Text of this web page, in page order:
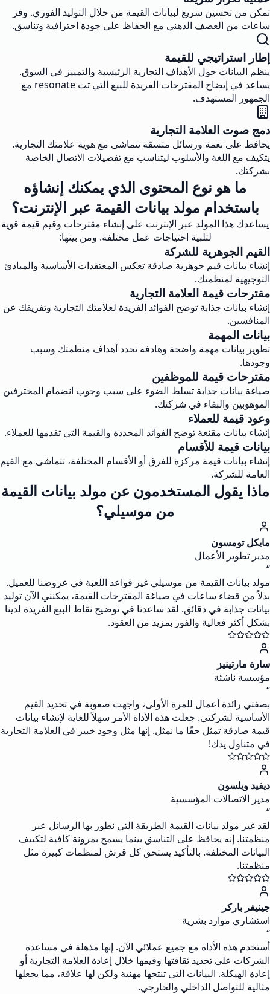
تمكن من تحسين سريع لبيانات القيمة من خلال التوليد الفوري. وفر
ساعات من العصف الذهني مع الحفاظ على جودة احترافية وتناسق.
إطار استراتيجي للقيمة
ينظم البيانات حول الأهداف التجارية الرئيسية والتمييز في السوق.
يساعد في إيضاح المقترحات الفريدة للبيع التي تت resonate مع
الجمهور المستهدف.
دمج صوت العلامة التجارية
يحافظ على نغمة ورسائل متسقة تتماشى مع هوية علامتك التجارية.
يتكيف مع اللغة والأسلوب ليتناسب مع تفضيلات الاتصال الخاصة
بشركتك.
ما هو نوع المحتوى الذي يمكنك إنشاؤه
باستخدام مولد بيانات القيمة عبر الإنترنت؟
يساعدك هذا المولد عبر الإنترنت على إنشاء مقترحات وقيم قيمة قوية
لتلبية احتياجات عمل مختلفة. ومن بينها:
القيم الجوهرية للشركة
إنشاء بيانات قيم جوهرية صادقة تعكس المعتقدات الأساسية والمبادئ
التوجيهية لمنظمتك.
مقترحات قيمة العلامة التجارية
إنشاء بيانات جذابة توضح الفوائد الفريدة لعلامتك التجارية وتفريقك عن
المنافسين.
بيانات المهمة
تطوير بيانات مهمة واضحة وهادفة تحدد أهداف منظمتك وسبب
وجودها.
مقترحات قيمة للموظفين
صياغة بيانات جذابة تسلط الضوء على سبب وجوب انضمام المحترفين
الموهوبين والبقاء في شركتك.
وعود قيمة للعملاء
إنشاء بيانات مقنعة توضح الفوائد المحددة والقيمة التي تقدمها للعملاء.
بيانات قيمة للأقسام
إنشاء بيانات قيمة مركزة للفرق أو الأقسام المختلفة، تتماشى مع القيم
العامة للشركة.
ماذا يقول المستخدمون عن مولد بيانات القيمة
من موسيلي؟
مايكل تومسون
مدير تطوير الأعمال
“
مولد بيانات القيمة من موسيلي غير قواعد اللعبة في عروضنا للعميل.
بدلاً من قضاء ساعات في صياغة المقترحات القيمة، يمكنني الآن توليد
بيانات جذابة في دقائق. لقد ساعدنا في توضيح نقاط البيع الفريدة لدينا
بشكل أكثر فعالية والفوز بمزيد من العقود.
سارة مارتينيز
مؤسسة ناشئة
“
بصفتي رائدة أعمال للمرة الأولى، واجهت صعوبة في تحديد القيم
الأساسية لشركتي. جعلت هذه الأداة الأمر سهلاً للغاية لإنشاء بيانات
قيمة صادقة تمثل حقًا ما نمثل. إنها مثل وجود خبير في العلامة التجارية
في متناول يدك!
ديفيد ويلسون
مدير الاتصالات المؤسسية
“
لقد غير مولد بيانات القيمة الطريقة التي نطور بها الرسائل عبر
منظمتنا. إنه يحافظ على التناسق بينما يسمح بمرونة كافية لتكييف
البيانات المختلفة. بالتأكيد يستحق كل قرش لمنظمات كبيرة مثل
منظمتنا.
جينيفر باركر
استشاري موارد بشرية
“
أستخدم هذه الأداة مع جميع عملائي الآن. إنها مذهلة في مساعدة
الشركات على تحديد ثقافتها وقيمها خلال إعادة العلامة التجارية أو
إعادة الهيكلة. البيانات التي تنتجها مهنية ولكن لها علاقة، مما يجعلها
مثالية للتواصل الداخلي والخارجي.